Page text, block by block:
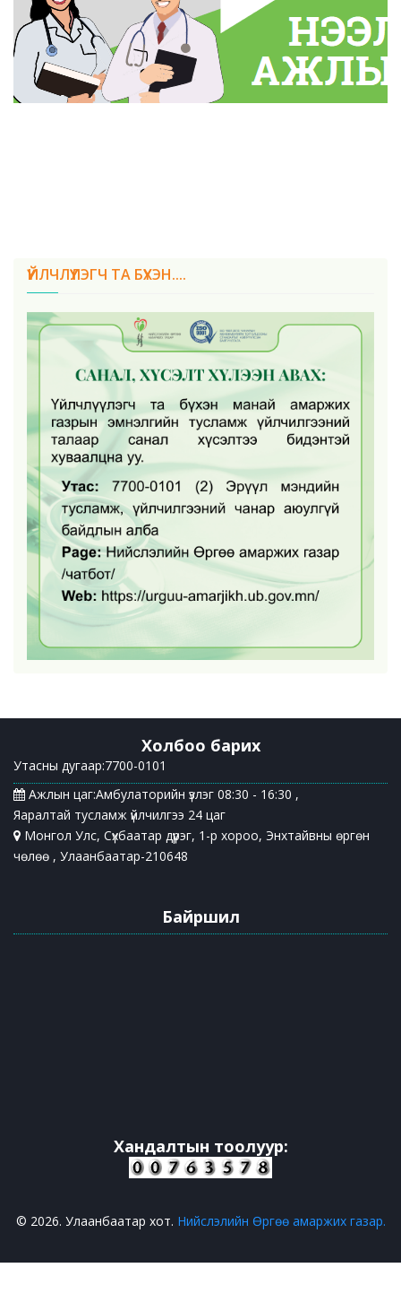
ҮЙЛЧЛҮҮЛЭГЧ ТА БҮХЭН....
Холбоо барих
Утасны дугаар:7700-0101
Ажлын цаг:Амбулаторийн үзлэг 08:30 - 16:30 ,
Яаралтай тусламж үйлчилгээ 24 цаг
Монгол Улс, Сүхбаатар дүүрэг, 1-р хороо, Энхтайвны өргөн
чөлөө , Улаанбаатар-210648
Байршил
Хандалтын тоолуур:
© 2026. Улаанбаатар хот. Нийслэлийн Өргөө амаржих газар.